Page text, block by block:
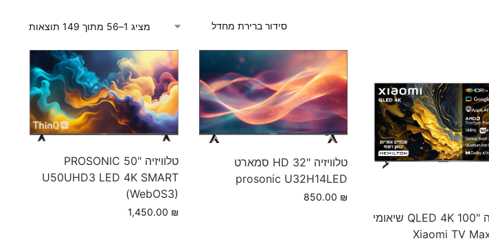
מציג 1–56 מתוך 149 תוצאות
טלוויזיה "100 QLED 4K שיאומי
טלוויזיה "32 HD סמארט
prosonic U32H14LED
850.00 ₪
טלוויזיה "50 PROSONIC
U50UHD3 LED 4K SMART
(WebOS3)
1,450.00 ₪